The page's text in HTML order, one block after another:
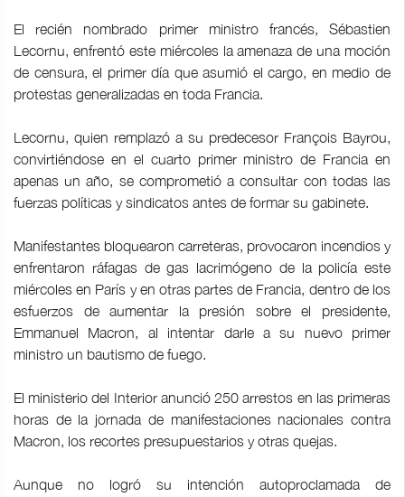
El recién nombrado primer ministro francés, Sébastien
Lecornu, enfrentó este miércoles la amenaza de una moción
de censura, el primer día que asumió el cargo, en medio de
protestas generalizadas en toda Francia.
Lecornu, quien remplazó a su predecesor François Bayrou,
convirtiéndose en el cuarto primer ministro de Francia en
apenas un año, se comprometió a consultar con todas las
fuerzas políticas y sindicatos antes de formar su gabinete.
Manifestantes bloquearon carreteras, provocaron incendios y
enfrentaron ráfagas de gas lacrimógeno de la policía este
miércoles en París y en otras partes de Francia, dentro de los
esfuerzos de aumentar la presión sobre el presidente,
Emmanuel Macron, al intentar darle a su nuevo primer
ministro un bautismo de fuego.
El ministerio del Interior anunció 250 arrestos en las primeras
horas de la jornada de manifestaciones nacionales contra
Macron, los recortes presupuestarios y otras quejas.
Aunque no logró su intención autoproclamada de